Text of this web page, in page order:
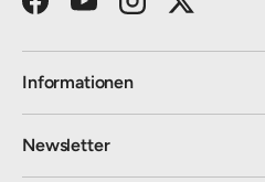
FacebookYouTubeInstagramTwitter
Informationen
Newsletter